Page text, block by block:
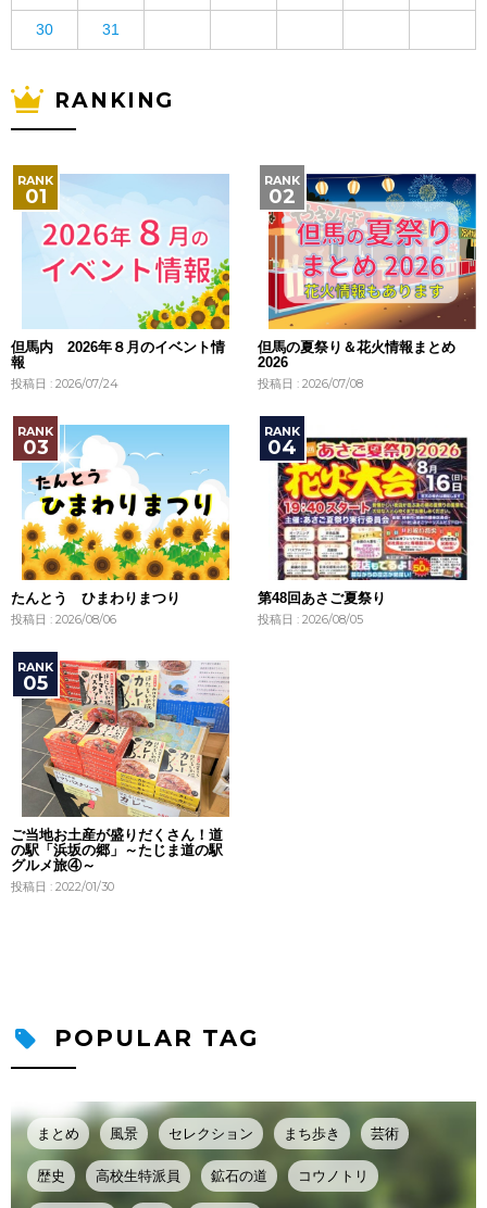
30 31
RANKING
但馬内 2026年８月のイベント情
報
投稿日 : 2026/07/24
但馬の夏祭り＆花火情報まとめ
2026
投稿日 : 2026/07/08
たんとう ひまわりまつり
投稿日 : 2026/08/06
第48回あさご夏祭り
投稿日 : 2026/08/05
ご当地お土産が盛りだくさん！道
の駅「浜坂の郷」～たじま道の駅
グルメ旅④～
投稿日 : 2022/01/30
POPULAR TAG
まとめ 風景 セレクション まち歩き 芸術
歴史 高校生特派員 鉱石の道 コウノトリ